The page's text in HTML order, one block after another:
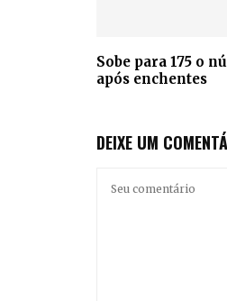
Sobe para 175 o
após enchentes
DEIXE UM